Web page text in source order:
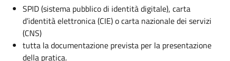
SPID (sistema pubblico di identità digitale), carta
d’identità elettronica (CIE) o carta nazionale dei servizi
(CNS)
tutta la documentazione prevista per la presentazione
della pratica.